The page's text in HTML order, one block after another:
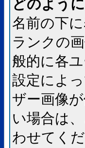
どのよう
名前の下
ランクの
般的に各
設定によ
ザー画像
い場合は
わせてくだ